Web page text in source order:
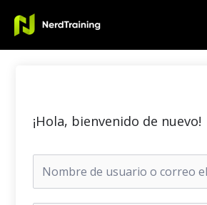
contenido
¡Hola, bienvenido de nuevo!